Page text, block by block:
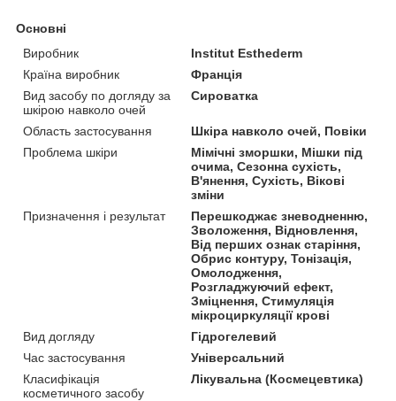
Основні
Виробник
Institut Esthederm
Країна виробник
Франція
Вид засобу по догляду за
шкірою навколо очей
Сироватка
Область застосування
Шкіра навколо очей, Повіки
Проблема шкіри
Мімічні зморшки, Мішки під
очима, Сезонна сухість,
В'янення, Сухість, Вікові
зміни
Призначення і результат
Перешкоджає зневодненню,
Зволоження, Відновлення,
Від перших ознак старіння,
Обрис контуру, Тонізація,
Омолодження,
Розгладжуючий ефект,
Зміцнення, Стимуляція
мікроциркуляції крові
Вид догляду
Гідрогелевий
Час застосування
Універсальний
Класифікація
косметичного засобу
Лікувальна (Космецевтика)